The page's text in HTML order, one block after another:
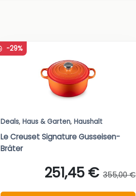
-29%
Deals, Haus & Garten, Haushalt
Le Creuset Signature Gusseisen-
Bräter
251,45 € 355,00 €